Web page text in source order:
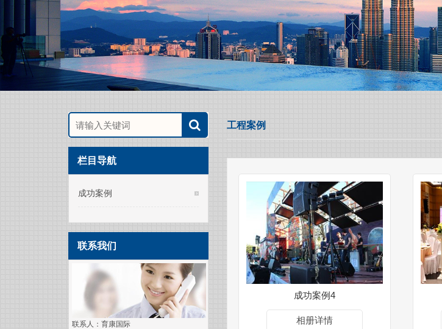
工程案例
成功案例4
相册详情
栏目导航
成功案例
联系我们
联系人：育康国际